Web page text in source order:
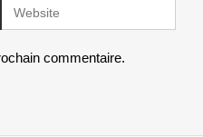
commentaire.